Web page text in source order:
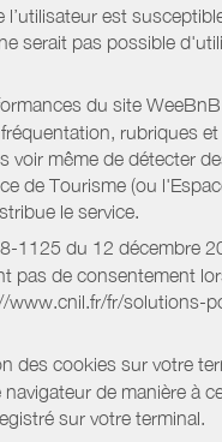
est
serait pas possible
du site WeeBnB
rubriques
voir même de détecter
de Tourisme (ou
le service.
1125 du 12 décembre
pas de consentement
www.cnil.fr/fr/solutions-
des cookies sur votre
de manière à
sur votre terminal.